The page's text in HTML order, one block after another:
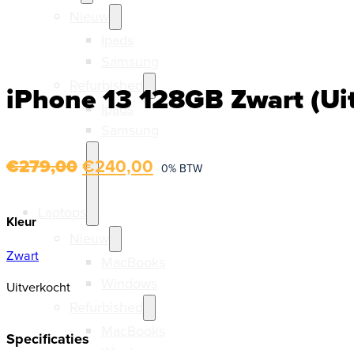
Refurbished
Ipads
iPhone 13 128GB Zwart
€279,00Oorspronkelijke
was:
€279,00.
€240,00 Huidige
0% BTW
Kleur
Zwart
Uitverkocht
Specificaties